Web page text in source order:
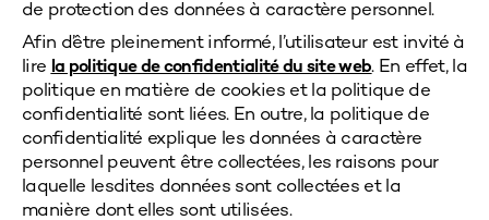
de protection des données à caractère personnel.
Afin d’être pleinement informé, l’utilisateur est invité à
lire la politique de confidentialitédu site web. En effet, la
politique en matière de cookies et la politique de
confidentialité sont liées. En outre, la politique de
confidentialité explique les données à caractère
personnel peuvent être collectées, les raisons pour
laquelle lesdites données sont collectées et la
manière dont elles sont utilisées.